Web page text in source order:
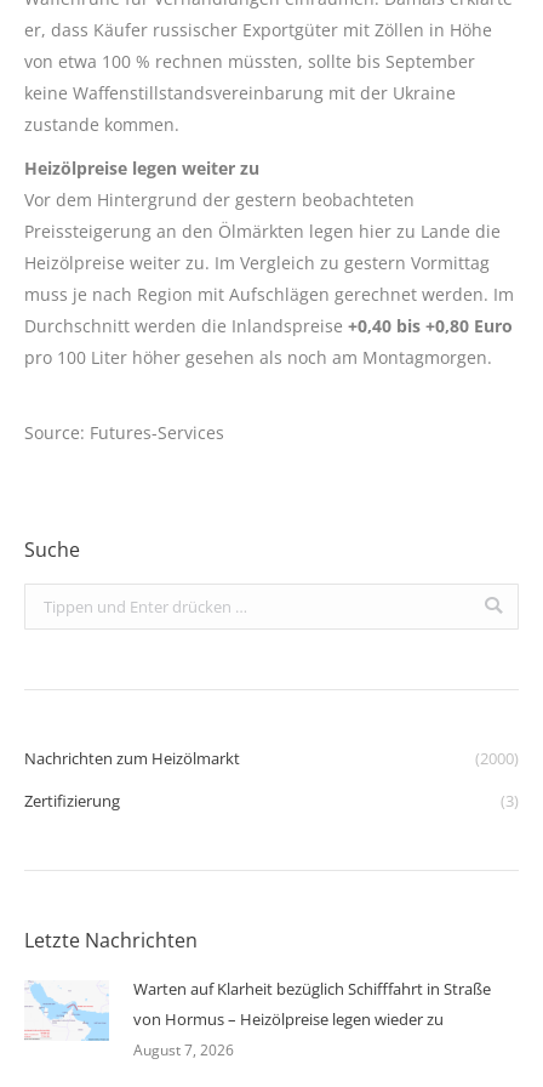
er, dass Käufer russischer Exportgüter mit Zöllen in Höhe
von etwa 100 % rechnen müssten, sollte bis September
keine Waffenstillstandsvereinbarung mit der Ukraine
zustande kommen.
Heizölpreise legen weiter zu
Vor dem Hintergrund der gestern beobachteten
Preissteigerung an den Ölmärkten legen hier zu Lande die
Heizölpreise weiter zu. Im Vergleich zu gestern Vormittag
muss je nach Region mit Aufschlägen gerechnet werden. Im
Durchschnitt werden die Inlandspreise +0,40 bis +0,80 Euro
pro 100 Liter höher gesehen als noch am Montagmorgen.
Source: Futures-Services
Suche
Search:
Nachrichten zum Heizölmarkt
(2000)
Zertifizierung
(3)
Letzte Nachrichten
Warten auf Klarheit bezüglich Schifffahrt in Straße
von Hormus – Heizölpreise legen wieder zu
August 7, 2026